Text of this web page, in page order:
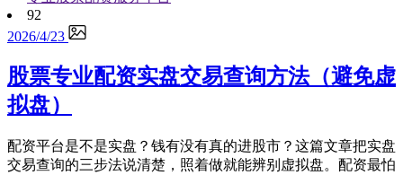
92
2026/4/23
股票专业配资实盘交易查询方法（避免虚
拟盘）
配资平台是不是实盘？钱有没有真的进股市？这篇文章把实盘
交易查询的三步法说清楚，照着做就能辨别虚拟盘。配资最怕